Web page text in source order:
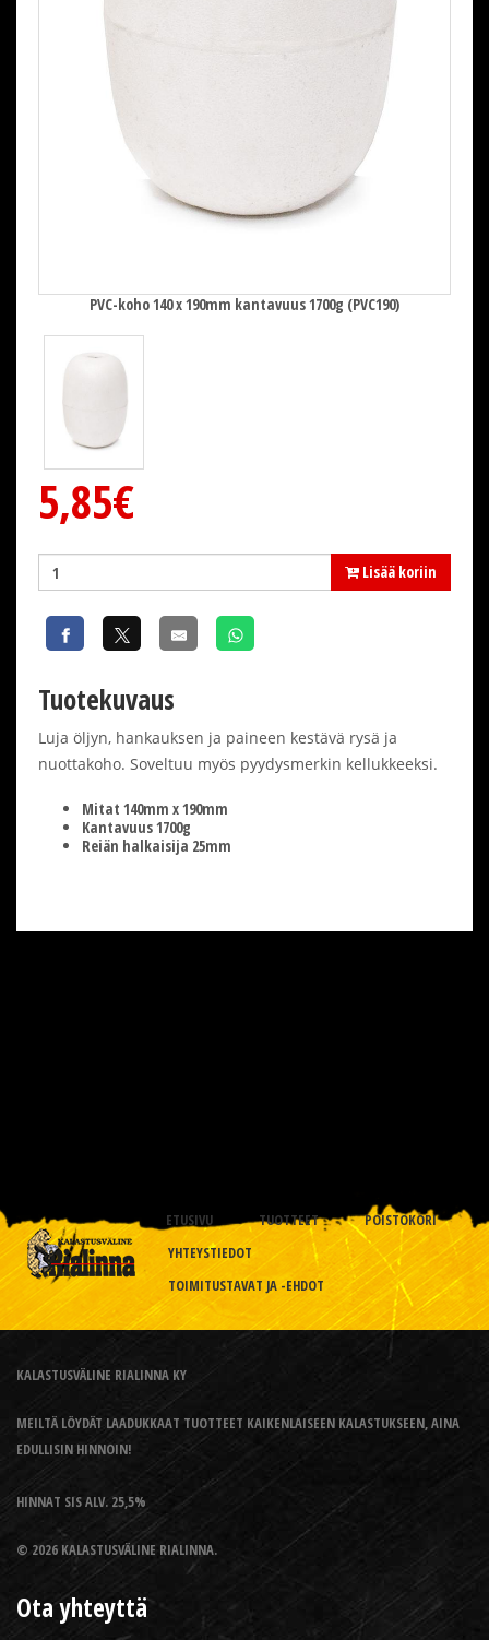
PVC-koho 140 x 190mm kantavuus 1700g (PVC190)
5,85€
Lisää koriin
Tuotekuvaus
Luja öljyn, hankauksen ja paineen kestävä rysä ja
nuottakoho. Soveltuu myös pyydysmerkin kellukkeeksi.
Mitat 140mm x 190mm
Kantavuus 1700g
Reiän halkaisija 25mm
ETUSIVU TUOTTEET
POISTOKORI
YHTEYSTIEDOT
TOIMITUSTAVAT JA -EHDOT
KALASTUSVÄLINE RIALINNA KY
MEILTÄ LÖYDÄT LAADUKKAAT TUOTTEET KAIKENLAISEEN KALASTUKSEEN, AINA
EDULLISIN HINNOIN!
HINNAT SIS ALV. 25,5%
© 2026 KALASTUSVÄLINE RIALINNA.
Ota yhteyttä